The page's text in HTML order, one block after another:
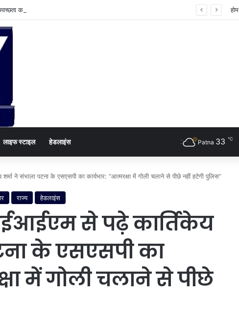
का शंखनाद: नुक्कड़ नाटक के जरिए विधायी विभाग ने पेश की मिसाल होम
लाइफ स्टाइल हेडलाइंस Patna 33 ℃
ने संभाला पटना के एसएसपी का कार्यभार: “आत्मरक्षा में गोली चलाने से पीछे नहीं हटेगी पुलिस”
राज्य हेडलाइंस
से पढ़े कार्तिकेय
के एसएसपी का
में गोली चलाने से पीछे